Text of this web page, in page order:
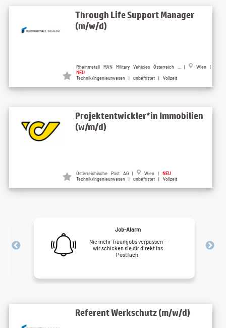
Through Life Support Manager
(m/w/d)
Rheinmetall MAN Military Vehicles Österreich ... |
Wien |
NEU
Technik/Ingenieurwesen | unbefristet | Vollzeit
Projektentwickler*in Immobilien
(w/m/d)
Österreichische Post AG | Wien | NEU
Technik/Ingenieurwesen | unbefristet | Vollzeit
Job-Alarm
Nie mehr Traumjobs verpassen –
wir schicken sie dir direkt ins
Postfach.
Referent Werkschutz (m/w/d)